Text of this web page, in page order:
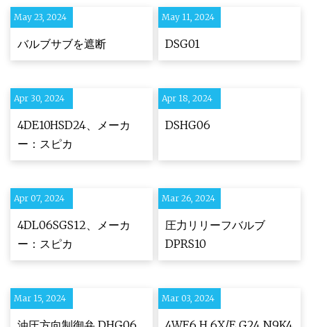
May 23, 2024
バルブサブを遮断
May 11, 2024
DSG01
Apr 30, 2024
4DE10HSD24、メーカ
ー：スピカ
Apr 18, 2024
DSHG06
Apr 07, 2024
4DL06SGS12、メーカ
ー：スピカ
Mar 26, 2024
圧力リリーフバルブ
DPRS10
Mar 15, 2024 Mar 03, 2024